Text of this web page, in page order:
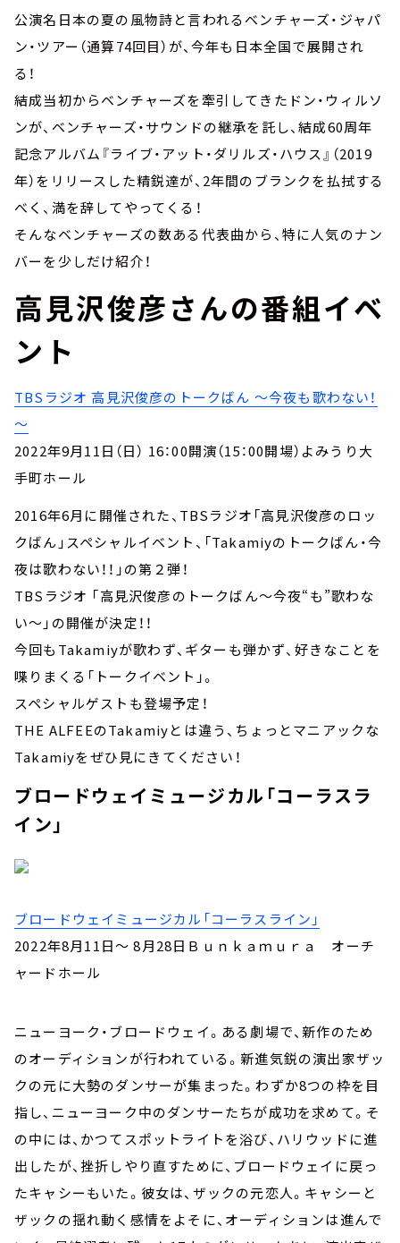
公演名日本の夏の風物詩と言われるベンチャーズ・ジャパ
ン・ツアー（通算74回目）が、今年も日本全国で展開され
る！
結成当初からベンチャーズを牽引してきたドン・ウィルソ
ンが、ベンチャーズ・サウンドの継承を託し、結成60周年
記念アルバム『ライブ・アット・ダリルズ・ハウス』（2019
年）をリリースした精鋭達が、2年間のブランクを払拭する
べく、満を辞してやってくる！
そんなベンチャーズの数ある代表曲から、特に人気のナン
バーを少しだけ紹介！
高見沢俊彦さんの番組イベ
ント
TBSラジオ 高見沢俊彦のトークばん ～今夜も歌わない！
～
2022年9月11日（日） 16：00開演（15：00開場）よみうり大
手町ホール
2016年6月に開催された、TBSラジオ「高見沢俊彦のロッ
クばん」スペシャルイベント、「Takamiyのトークばん・今
夜は歌わない！！」の第２弾！
TBSラジオ 「高見沢俊彦のトークばん～今夜“も”歌わな
い～」の開催が決定！！
今回もTakamiyが歌わず、ギターも弾かず、好きなことを
喋りまくる「トークイベント」。
スペシャルゲストも登場予定！
THE ALFEEのTakamiyとは違う、ちょっとマニアックな
Takamiyをぜひ見にきてください！
ブロードウェイミュージカル「コーラスラ
イン」
ブロードウェイミュージカル「コーラスライン」
2022年8月11日～ 8月28日Ｂｕｎｋａｍｕｒａ オーチ
ャードホール
ニューヨーク・ブロードウェイ。ある劇場で、新作のため
のオーディションが行われている。新進気鋭の演出家ザッ
クの元に大勢のダンサーが集まった。わずか8つの枠を目
指し、ニューヨーク中のダンサーたちが成功を求めて。そ
の中には、かつてスポットライトを浴び、ハリウッドに進
出したが、挫折しやり直すために、ブロードウェイに戻っ
たキャシーもいた。彼女は、ザックの元恋人。キャシーと
ザックの揺れ動く感情をよそに、オーディションは進んで